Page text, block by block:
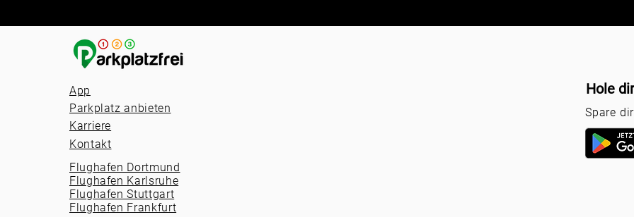
App
Parkplatz anbieten
Karriere
Kontakt
Flughafen Dortmund
Flughafen Karlsruhe
Flughafen Stuttgart
Flughafen Frankfurt
Hole
Spare